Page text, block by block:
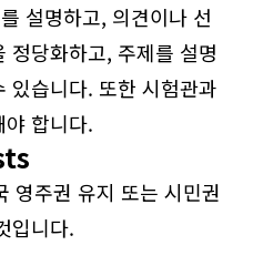
설명하고, 의견이나 선
정당화하고, 주제를 설명
있습니다. 또한 시험관과
합니다.
영주권 유지 또는 시민권
입니다.